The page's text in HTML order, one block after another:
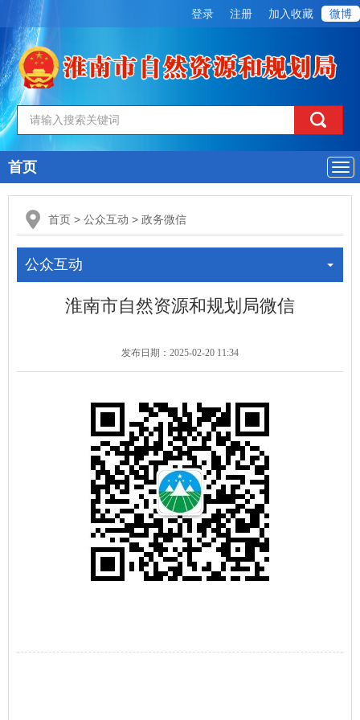
登录 注册 加入收藏 微博
导
航
首页
首页 > 公众互动 > 政务微信
公众互动
淮南市自然资源和规划局微信
发布日期： 2025-02-20 11:34